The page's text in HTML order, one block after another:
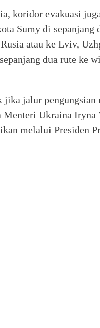
koridor evakuasi
Sumy di sepanjang
atau ke Lviv,
dua rute ke
jika jalur
Ukraina Iryna
melalui Presiden